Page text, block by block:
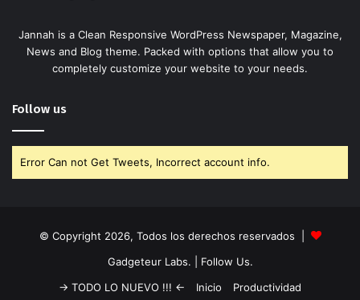
Jannah is a Clean Responsive WordPress Newspaper, Magazine,
News and Blog theme. Packed with options that allow you to
completely customize your website to your needs.
Follow us
Error Can not Get Tweets, Incorrect account info.
© Copyright 2026, Todos los derechos reservados |
Gadgeteur Labs. | Follow Us.
-> TODO LO NUEVO !!! <-
Inicio Productividad